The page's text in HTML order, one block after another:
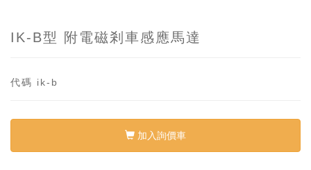
IK-B型 附電磁剎車感應馬達
代碼 ik-b
加入詢價車